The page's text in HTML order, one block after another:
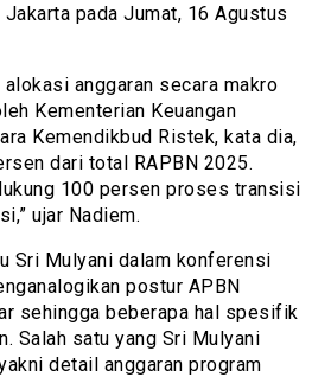
pada Jumat, 16 Agustus
anggaran secara makro
Kementerian Keuangan
Kemendikbud Ristek, kata dia,
dari total RAPBN 2025.
100 persen proses transisi
ujar Nadiem.
Sri Mulyani dalam konferensi
postur APBN
sehingga beberapa hal spesifik
Salah satu yang Sri Mulyani
detail anggaran program